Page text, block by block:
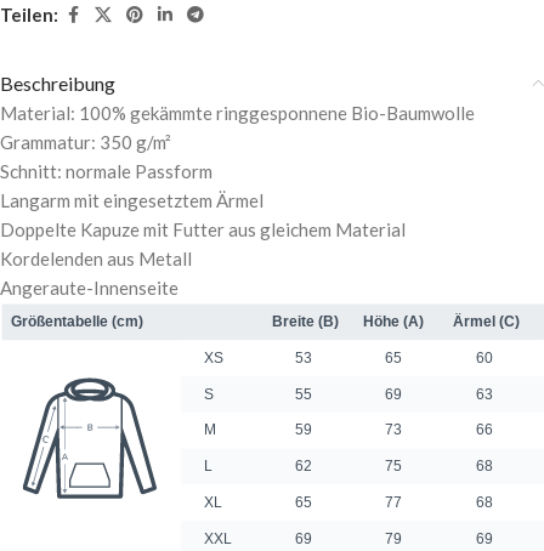
Teilen:
Beschreibung
Material: 100% gekämmte ringgesponnene Bio-Baumwolle
Grammatur: 350 g/m²
Schnitt: normale Passform
Langarm mit eingesetztem Ärmel
Doppelte Kapuze mit Futter aus gleichem Material
Kordelenden aus Metall
Angeraute-Innenseite